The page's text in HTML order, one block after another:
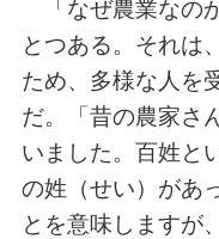
「なぜ農業なの
とつある。それは
ため、多様な人を
だ。「昔の農家さ
いました。百姓と
の姓（せい）があ
とを意味しますが